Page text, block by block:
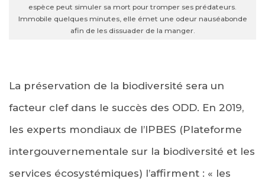
espèce peut simuler sa mort pour tromper ses prédateurs.
Immobile quelques minutes, elle émet une odeur nauséabonde
afin de les dissuader de la manger.
La préservation de la biodiversité sera un
facteur clef dans le succès des ODD. En 2019,
les experts mondiaux de l’IPBES (Plateforme
intergouvernementale sur la biodiversité et les
services écosystémiques) l’affirment : « les